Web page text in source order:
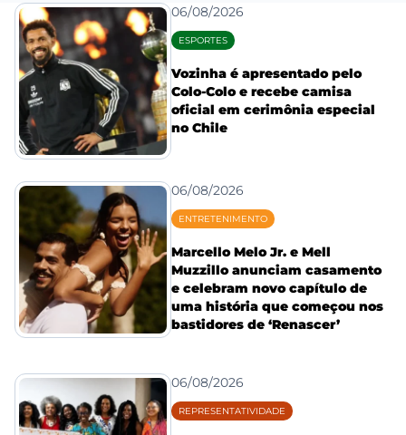
06/08/2026
ESPORTES
Vozinha é apresentado pelo
Colo-Colo e recebe camisa
oficial em cerimônia especial
no Chile
06/08/2026
ENTRETENIMENTO
Marcello Melo Jr. e Mell
Muzzillo anunciam casamento
e celebram novo capítulo de
uma história que começou nos
bastidores de ‘Renascer’
06/08/2026
REPRESENTATIVIDADE